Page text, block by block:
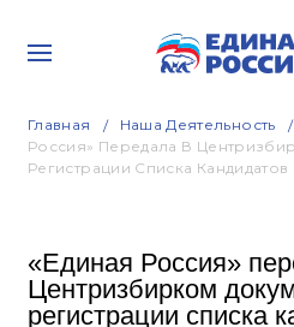
Главная Наша Деятельность
Россия» Передала В
Регистрации Списка
«Единая Россия»
Центризбирком
регистрации списка